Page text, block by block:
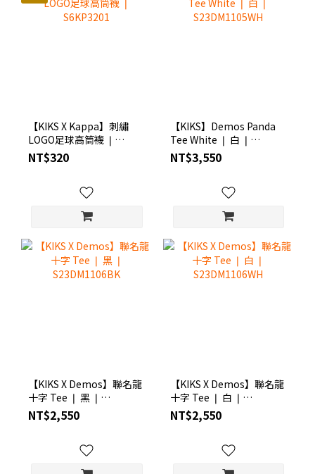
【KIKS X Kappa】刺繡
LOGO足球高筒襪 ❘
S6KP3201
NT$320
【KIKS】Demos Panda
Tee White ❘ 白 ❘
S23DM1105WH
NT$3,550
【KIKS X Demos】聯名龍
十字 Tee ❘ 黑 ❘
S23DM1106BK
NT$2,550
【KIKS X Demos】聯名龍
十字 Tee ❘ 白 ❘
S23DM1106WH
NT$2,550